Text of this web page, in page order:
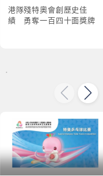
港隊殘特奧會創歷史佳
績 勇奪一百四十面獎牌